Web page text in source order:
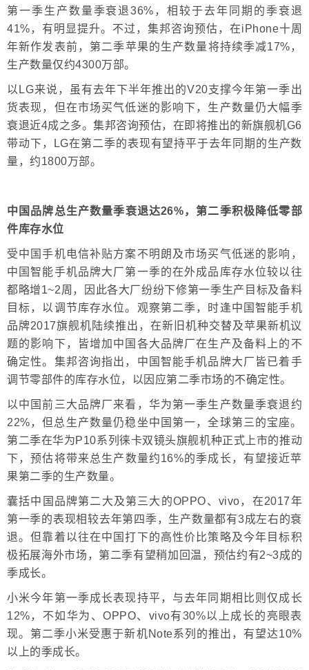
第一季生产数量季衰退36%，相较于去年同期的季衰退
41%，有明显提升。不过，集邦咨询预估，在iPhone十周
年新作发表前，第二季苹果的生产数量将持续季减17%，
生产数量仅约4300万部。
以LG来说，虽有去年下半年推出的V20支撑今年第一季出
货表现，但在市场买气低迷的影响下，生产数量仍大幅季
衰退近4成之多。集邦咨询预估，在即将推出的新旗舰机G6
带动下，LG在第二季的表现有望持平于去年同期的生产数
量，约1800万部。
中国品牌总生产数量季衰退达26%，第二季积极降低零部
件库存水位
受中国手机电信补贴方案不明朗及市场买气低迷的影响，
中国智能手机品牌大厂第一季的在外成品库存水位较以往
都略增1~2周，因此各大厂纷纷下修第一季生产目标及备料
目标，以调节库存水位。观察第二季，时逢中国智能手机
品牌2017旗舰机陆续推出，在新旧机种交替及苹果新机议
题的影响下，皆增加中国各大品牌厂在生产及备料上的不
确定性。集邦咨询指出，中国智能手机品牌大厂皆已着手
调节零部件的库存水位，以因应第二季市场的不确定性。
以中国前三大品牌厂来看，华为第一季生产数量季衰退约
22%，但总生产数量仍稳坐中国第一，全球第三的宝座。
第二季在华为P10系列徕卡双镜头旗舰机种正式上市的推动
下，预估将带来总生产数量约16%的季成长，有望接近苹
果第二季的生产数量。
囊括中国品牌第二大及第三大的OPPO、vivo，在2017年
第一季的表现相较去年第四季，生产数量都有3成左右的衰
退。但靠着以往在中国打下的高性价比策略及今年目标积
极拓展海外市场，第二季有望稍加回温，预估约有2~3成的
季成长。
小米今年第一季成长表现持平，与去年同期相比则仅成长
12%，不如华为、OPPO、vivo有30%以上成长的亮眼表
现。第二季小米受惠于新机Note系列的推出，有望达10%
以上的季成长。